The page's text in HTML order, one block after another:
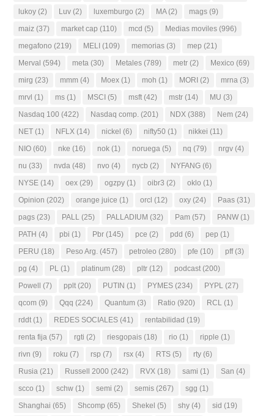
lukoy (2) Luv (2) luxemburgo (2) MA(2) mags (9)
maiz (37) market cap (110) mcd (5) Medias moviles (996)
megafono (219) MELI (109) memorias (3) mep (21)
Merval (594) meta (30) Metales (789) metr (2) Mexico (69)
mirg (23) mmm (4) Moex (1) moh (1) MORI (2) mrna (3)
mrvl (1) ms (1) MSCI (5) msft (42) mstr (14) MU (3)
Nasdaq 100 (422) Nasdaq comp. (201) NDX (388) Nem (24)
NET (1) NFLX (14) nickel (6) nifty50 (1) nikkei (11)
NIO (60) nke (16) nok (1) noruega (5) nq (79) nrgv (4)
nu (33) nvda (48) nvo (4) nycb (2) NYFANG (6)
NYSE (14) oex (29) ogzpy (1) oibr3 (2) oklo (1)
Opinion (202) orange juice (1) orcl (12) oxy (24) Paas (31)
pags (23) PALL (25) PALLADIUM (32) Pam (57) PANW (1)
PATH (4) pbi (1) Pbr (145) pce (2) pdd (6) pep (1)
PERU (18) Peso Arg. (457) petroleo (280) pfe (10) pff(3)
pg (4) PL (1) platinum (28) pltr (12) podcast (200)
Powell
(7) pplt (20) PUTIN (1) PYMES (234) PYPL (27)
qcom (9) Qqq (224) Quantum (3) Ratio (920) RCL (1)
rddt (1) REDES SOCIALES (41) rentabilidad (19)
renta fija (57) rgti (2) riesgopais (18) rio (1) ripple (1)
rivn (9) roku (7) rsp (7) rsx (4) RTS (5) rty (6)
Rusia (21) Russell 2000 (242) RVX (18) sami (1) San (4)
scco (1) schw (1) semi (2) semis (267) sgg (1)
Shanghai (65) Shcomp (65) Shekel (5) shy (4) sid (19)